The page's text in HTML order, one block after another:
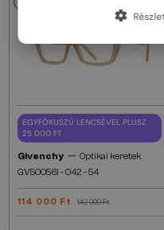
EGYFÓKUSZÚ LENCSÉVEL PLUSZ
25 000 FT
Givenchy — Optikai keretek
GV50056I - 042 - 54
114 000 Ft 142 000 Ft